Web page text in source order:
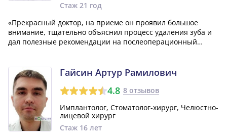
Стаж 21 год
«Прекрасный доктор, на приеме он проявил большое
внимание, тщательно объяснил процесс удаления зуба и
дал полезные рекомендации на послеоперационный
Гайсин Артур Рамилович
4.8 8 отзывов
Имплантолог, Стоматолог-хирург, Челюстно-
лицевой хирург
Стаж 16 лет